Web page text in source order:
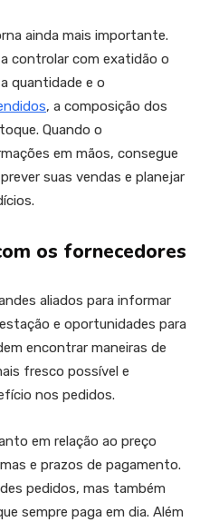
ainda mais importante.
controlar com exatidão o
quantidade e o
, a composição dos
Quando o
em mãos, consegue
suas vendas e planejar
os fornecedores
aliados para informar
e oportunidades para
encontrar maneiras de
fresco possível e
nos pedidos.
em relação ao preço
e prazos de pagamento.
pedidos, mas também
sempre paga em dia. Além